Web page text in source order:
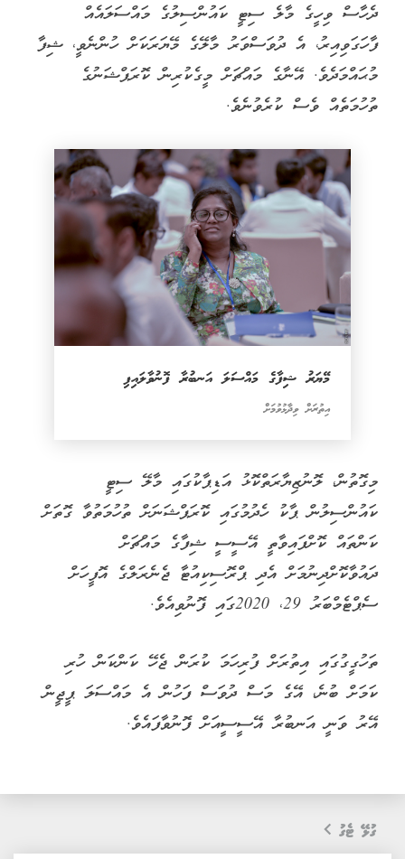
ދެހާސް ވިހީގެ މާލެ ސިޓީ ކައުންސިލުގެ މައްސަލައެއް
ފާހަގަވިއިރު، އެ ދުވަސްވަރު މާލޭގެ މޭޔަރަކަށް ހުންނެވީ، ޝިފާ
މުޙައްމަދެވެ. އޭނާގެ މައްޗަށް މީގެކުރިން ކޮރަޕްޝަނުގެ
ތުހުމަތެއް ވެސް ކުރެވުނެވެ.
މޭޔަރު ޝިފާގެ މައްސަލަ އަނބުރާ ފޮނުވާލައިފި
އިތުރަށް ވިދާޅުވުމަށް
މިގޮތުން، ލޮނުޒިޔާރަތްކޮޅު އަޑިޕާކުގައި މާލޭ ސިޓީ
ކައުންސިލުން ޕާކު ހެދުމުގައި ކޮރަޕްޝަނަށް ތުހުމަތުވާ ގޮތަށް
ކަންތައް ކޮށްފައިވާތީ އޭސީސީ ޝިފާގެ މައްޗަށް
ދައުވާކޮށްދިނުމަށް އެދި ޕްރޮސިކިއުޓާ ޖެނެރަލްގެ އޮފީހަށް
ސެޕްޓެމްބަރު 29، 2020ގައި ފޮނުވިއެވެ.
ތަހުގީގުގައި އިތުރަށް ފުރިހަމަ ކުރަން ޖެހޭ ކަންކަން ހުރި
ކަމަށް ބުނެ، އޭގެ މަސް ދުވަސް ފަހުން އެ މައްސަލަ ޕީޖީން
އޭރު ވަނީ އަނބުރާ އޭސީސީއަށް ފޮނުވާފައެވެ.
ގުޅޭ ޓެގު